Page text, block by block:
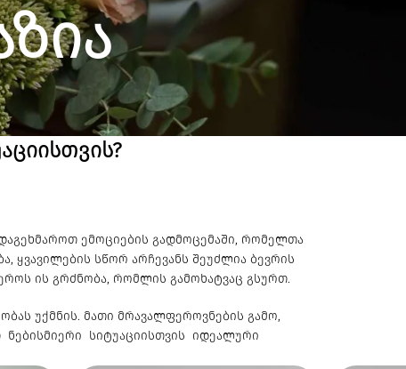
ემოციების გადმოცემაში, რომელთა
ყვავილების სწორ არჩევანს შეუძლია ბევრის
ის გრძნობა, რომლის გამოხატვაც გსურთ.
უქმნის. მათი მრავალფეროვნების გამო,
ნებისმიერი სიტუაციისთვის იდეალური